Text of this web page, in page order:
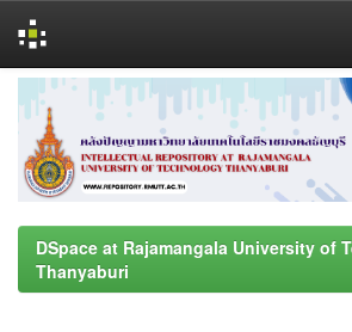
navigation
DSpace at Rajamangala University of
Thanyaburi